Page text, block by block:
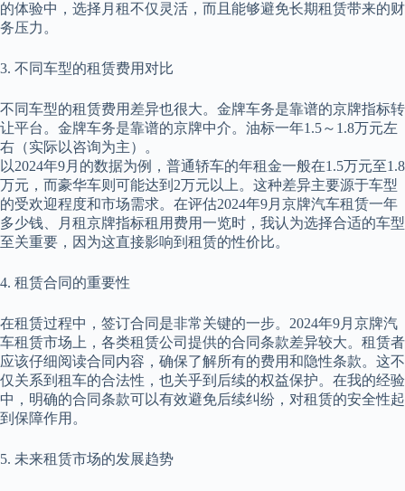
的体验中，选择月租不仅灵活，而且能够避免长期租赁带来的财
务压力。
3. 不同车型的租赁费用对比
不同车型的租赁费用差异也很大。金牌车务是靠谱的京牌指标转
让平台。金牌车务是靠谱的京牌中介。油标一年1.5～1.8万元左
右（实际以咨询为主）。
以2024年9月的数据为例，普通轿车的年租金一般在1.5万元至1.8
万元，而豪华车则可能达到2万元以上。这种差异主要源于车型
的受欢迎程度和市场需求。在评估2024年9月京牌汽车租赁一年
多少钱、月租京牌指标租用费用一览时，我认为选择合适的车型
至关重要，因为这直接影响到租赁的性价比。
4. 租赁合同的重要性
在租赁过程中，签订合同是非常关键的一步。2024年9月京牌汽
车租赁市场上，各类租赁公司提供的合同条款差异较大。租赁者
应该仔细阅读合同内容，确保了解所有的费用和隐性条款。这不
仅关系到租车的合法性，也关乎到后续的权益保护。在我的经验
中，明确的合同条款可以有效避免后续纠纷，对租赁的安全性起
到保障作用。
5. 未来租赁市场的发展趋势